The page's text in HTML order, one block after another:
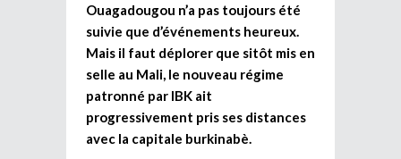
Ouagadougou n’a pas toujours été
suivie que d’événements heureux.
Mais il faut déplorer que sitôt mis en
selle au Mali, le nouveau régime
patronné par IBK ait
progressivement pris ses distances
avec la capitale burkinabè.